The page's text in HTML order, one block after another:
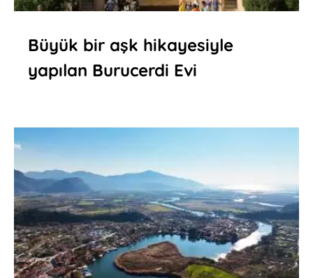
Büyük bir aşk hikayesiyle
yapılan Burucerdi Evi